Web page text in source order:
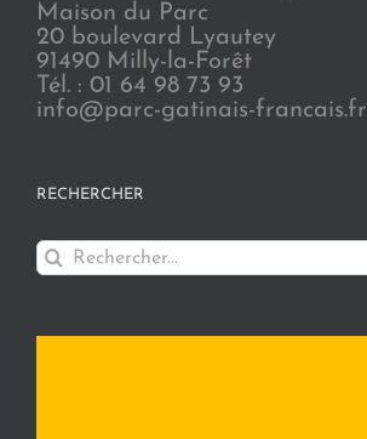
Maison du Parc
20 boulevard Lyautey
91490 Milly-la-Forêt
Tél. : 01 64 98 73 93
info@parc-gatinais-francais.fr
RECHERCHER
Rechercher: